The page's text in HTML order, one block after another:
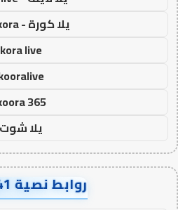
يلا كورة - yallakora
kora live
365
يلا شوت
روابط نصية AA90141